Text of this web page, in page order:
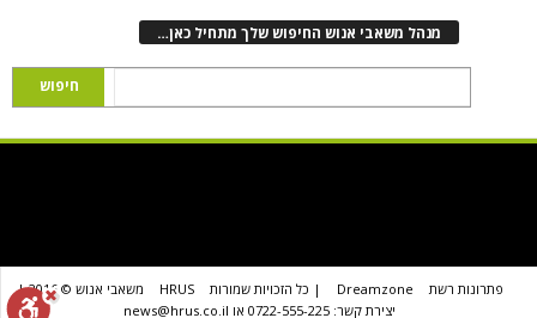
מנהל משאבי אנוש החיפוש שלך מתחיל כאן…
פתרונות רשת Dreamzone | כל הזכויות שמורות HRUS
משאבי אנוש © 2016 |
יצירת קשר: 0722-555-225 או news@hrus.co.il